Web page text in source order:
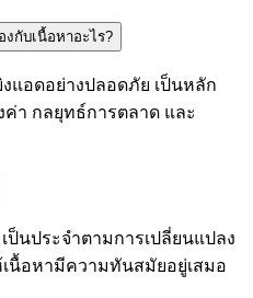
กับเนื้อหาอะไร?
แอดอย่างปลอดภัย เป็นหลัก
า กลยุทธ์การตลาด และ
ป็นประจำตามการเปลี่ยนแปลง
นื้อหามีความทันสมัยอยู่เสมอ